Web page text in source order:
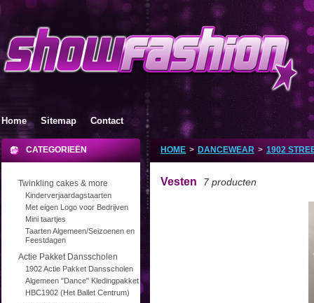
Home Sitemap Contact
CATEGORIEËN
Twinkling cakes & more
Kinderverjaardagstaarten
Met eigen Logo voor Bedrijven
Mini taartjes
Taarten Algemeen/Seizoenen en
Feestdagen
Actie Pakket Dansscholen
1902 Actie Pakket Dansscholen
Algemeen "Dance" Kledingpakket
HBC1902 (Het Ballet Centrum)
HOME > DANCEWEAR > 1902
Vesten 7 producten